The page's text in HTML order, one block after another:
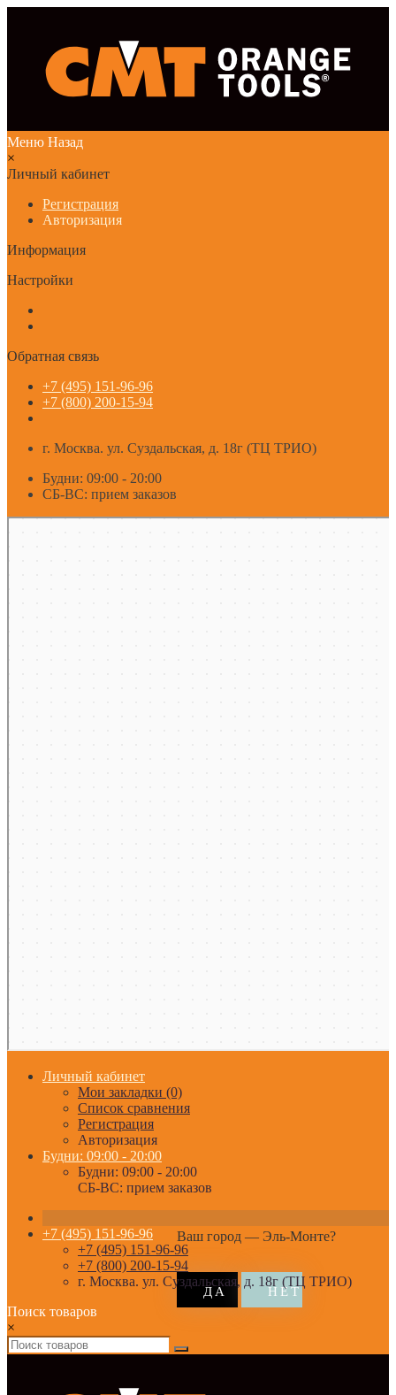
Меню Назад
×
Личный кабинет
Регистрация
Авторизация
Информация
Настройки
Обратная связь
+7 (495) 151-96-96
+7 (800) 200-15-94
г. Москва. ул. Суздальская, д. 18г (ТЦ ТРИО)
Будни: 09:00 - 20:00
СБ-ВС: прием заказов
Личный кабинет
Мои закладки (0)
Список сравнения
Регистрация
Авторизация
Будни: 09:00 - 20:00
Будни: 09:00 - 20:00
СБ-ВС: прием заказов
Ваш город — Эль-Монте?
+7 (495) 151-96-96
+7 (495) 151-96-96
+7 (800) 200-15-94
г. Москва. ул. Суздальская, д. 18г (ТЦ ТРИО)
Поиск товаров
×